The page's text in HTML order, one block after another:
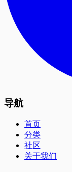
导航
首页
分类
社区
关于我们